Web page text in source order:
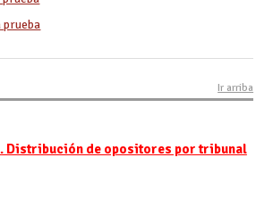
prueba
Ir arriba
Distribución de opositores por tribunal